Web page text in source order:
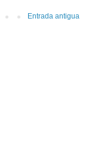
Entrada antigua